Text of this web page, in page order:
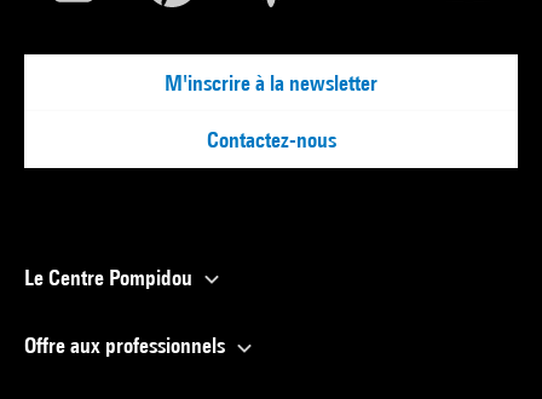
M'inscrire à la newsletter
Contactez-nous
Le Centre Pompidou
Offre aux professionnels